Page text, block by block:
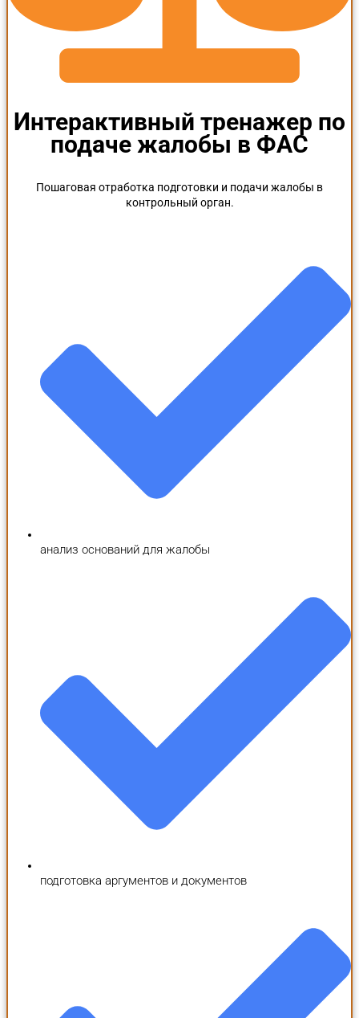
Интерактивный тренажер по
подаче жалобы в ФАС
Пошаговая отработка подготовки и подачи жалобы в
контрольный орган.
анализ оснований для жалобы
подготовка аргументов и документов